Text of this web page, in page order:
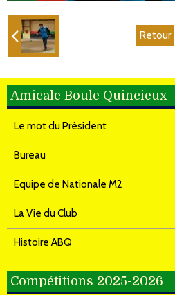
Retour
Amicale Boule Quincieux
Le mot du Président
Bureau
Equipe de Nationale M2
La Vie du Club
Histoire ABQ
Compétitions 2025-2026